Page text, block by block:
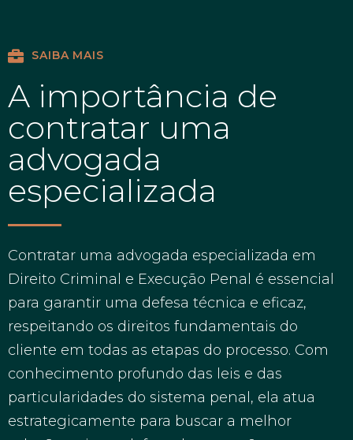
SAIBA MAIS
A importância de
contratar uma
advogada
especializada
Contratar uma advogada especializada em
Direito Criminal e Execução Penal é essencial
para garantir uma defesa técnica e eficaz,
respeitando os direitos fundamentais do
cliente em todas as etapas do processo. Com
conhecimento profundo das leis e das
particularidades do sistema penal, ela atua
estrategicamente para buscar a melhor